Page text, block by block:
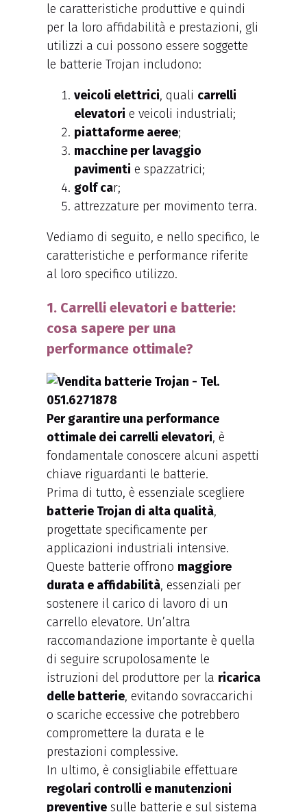
le caratteristiche produttive e quindi
per la loro affidabilità e prestazioni, gli
utilizzi a cui possono essere soggette
le batterie Trojan includono:
veicoli elettrici, quali carrelli
elevatori e veicoli industriali;
piattaforme aeree;
macchine per lavaggio
pavimenti e spazzatrici;
golf car;
attrezzature per movimento terra.
Vediamo di seguito, e nello specifico, le
caratteristiche e performance riferite
al loro specifico utilizzo.
1. Carrelli elevatori e batterie:
cosa sapere per una
performance ottimale?
Per garantire una performance
ottimale dei carrelli elevatori, è
fondamentale conoscere alcuni aspetti
chiave riguardanti le batterie.
Prima di tutto, è essenziale scegliere
batterie Trojan di alta qualità,
progettate specificamente per
applicazioni industriali intensive.
Queste batterie offrono maggiore
durata e affidabilità, essenziali per
sostenere il carico di lavoro di un
carrello elevatore. Un’altra
raccomandazione importante è quella
di seguire scrupolosamente le
istruzioni del produttore per la ricarica
delle batterie, evitando sovraccarichi
o scariche eccessive che potrebbero
compromettere la durata e le
prestazioni complessive.
In ultimo, è consigliabile effettuare
regolari controlli e manutenzioni
preventive sulle batterie e sul sistema